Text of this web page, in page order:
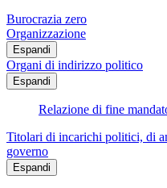
Burocrazia zero
Organizzazione
Espandi
Organi di indirizzo politico
Espandi
Relazione di fine
Titolari di incarichi politici, di
governo
Espandi